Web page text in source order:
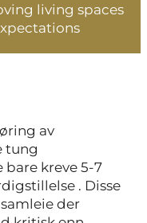
living spaces
av
tung
kreve 5-7
. Disse
der